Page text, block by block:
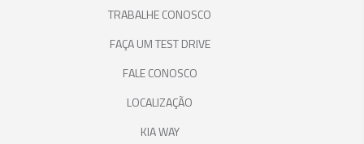
TRABALHE CONOSCO
FAÇA UM TEST DRIVE
FALE CONOSCO
LOCALIZAÇÃO
KIA WAY